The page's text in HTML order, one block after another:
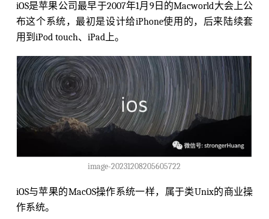
iOS是苹果公司最早于2007年1月9日的Macworld大会上公
布这个系统，最初是设计给iPhone使用的，后来陆续套
用到iPod touch、iPad上。
image-20231208205605722
iOS与苹果的MacOS操作系统一样，属于类Unix的商业操
作系统。